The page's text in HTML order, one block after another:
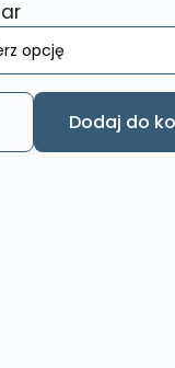
Dodaj do